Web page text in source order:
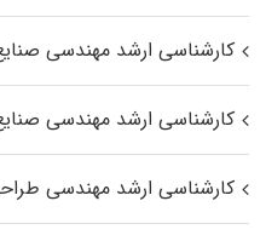
کارشناسی ارشد مهندسی
کارشناسی ارشد مهندسی
کارشناسی ارشد مهندسی